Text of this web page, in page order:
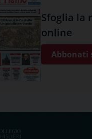
Sfoglia la
online
Abbonati